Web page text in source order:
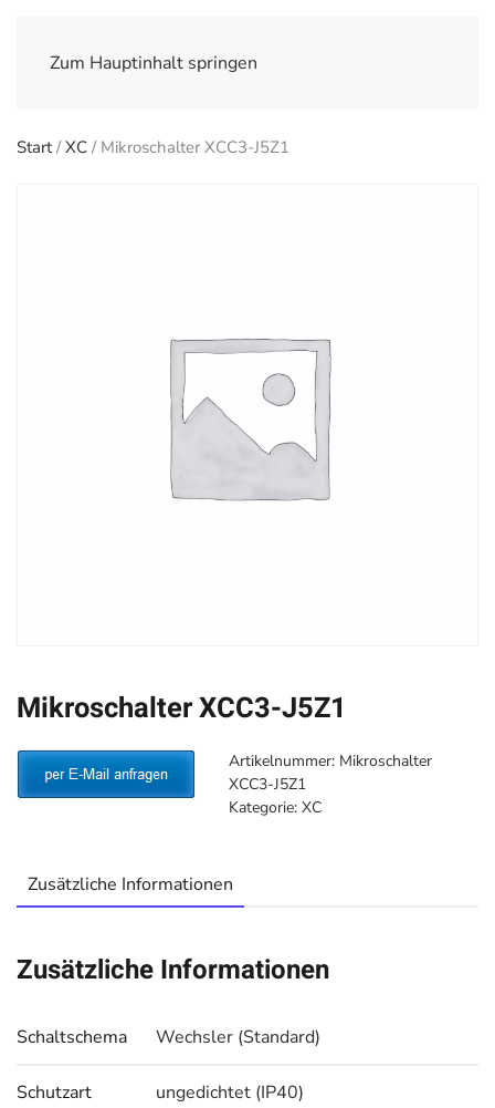
Zum Hauptinhalt springen
Start/XC / Mikroschalter XCC3-J5Z1
Mikroschalter XCC3-J5Z1
Artikelnummer: Mikroschalter
XCC3-J5Z1
Kategorie: XC
Zusätzliche Informationen
Zusätzliche Informationen
Schaltschema Wechsler (Standard)
Schutzart ungedichtet (IP40)